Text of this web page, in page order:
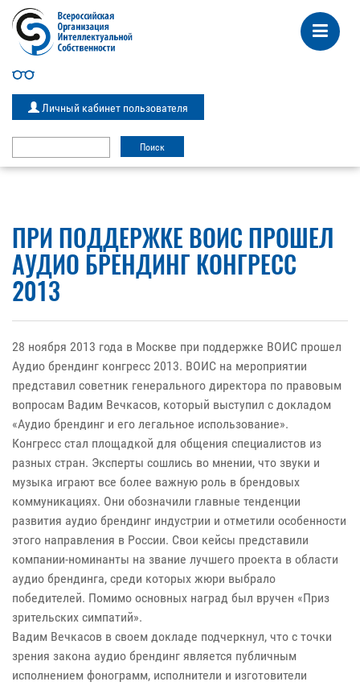
Личный кабинет пользователя
ПРИ ПОДДЕРЖКЕ ВОИС ПРОШЕЛ
АУДИО БРЕНДИНГ КОНГРЕСС
2013
28 ноября 2013 года в Москве при поддержке ВОИС прошел
Аудио брендинг конгресс 2013. ВОИС на мероприятии
представил советник генерального директора по правовым
вопросам Вадим Вечкасов, который выступил с докладом
«Аудио брендинг и его легальное использование».
Конгресс стал площадкой для общения специалистов из
разных стран. Эксперты сошлись во мнении, что звуки и
музыка играют все более важную роль в брендовых
коммуникациях. Они обозначили главные тенденции
развития аудио брендинг индустрии и отметили особенности
этого направления в России. Свои кейсы представили
компании-номинанты на звание лучшего проекта в области
аудио брендинга, среди которых жюри выбрало
победителей. Помимо основных наград был вручен «Приз
зрительских симпатий».
Вадим Вечкасов в своем докладе подчеркнул, что с точки
зрения закона аудио брендинг является публичным
исполнением фонограмм, исполнители и изготовители